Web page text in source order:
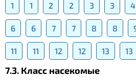
1 1 2 2 3 3 4
6 6 7 7 8 8
11 11 12 12 13 13
7.3. Класс насекомые